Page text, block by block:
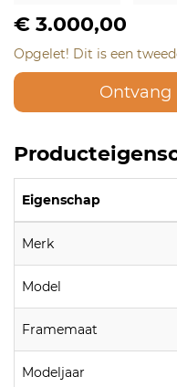
€ 3.000,00
Opgelet! Dit is een
Eigenschap
Merk
Model
Framemaat
Modeljaar